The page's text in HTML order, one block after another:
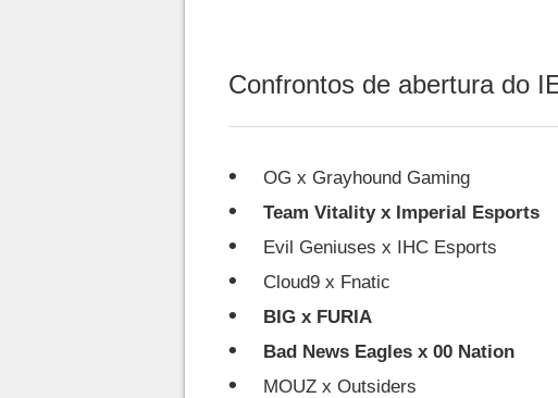
Confrontos de abertura do
OG x Grayhound Gaming
Team Vitality x Imperial Esports
Evil Geniuses x IHC Esports
Cloud9 x Fnatic
BIG x FURIA
Bad News Eagles x 00 Nation
MOUZ x Outsiders